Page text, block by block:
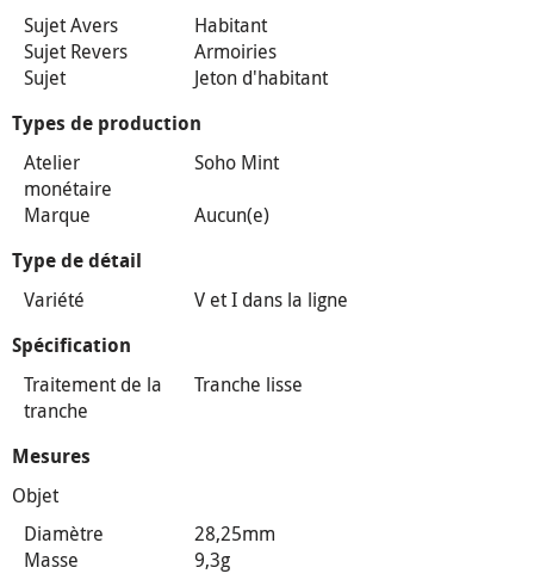
Sujet Avers
Habitant
Sujet Revers
Armoiries
Sujet
Jeton d'habitant
Types de production
Atelier
monétaire
Soho Mint
Marque
Aucun(e)
Type de détail
Variété V et I dans la ligne
Spécification
Traitement de la
tranche
Tranche lisse
Mesures
Objet
Diamètre
28,25mm
Masse
9,3g